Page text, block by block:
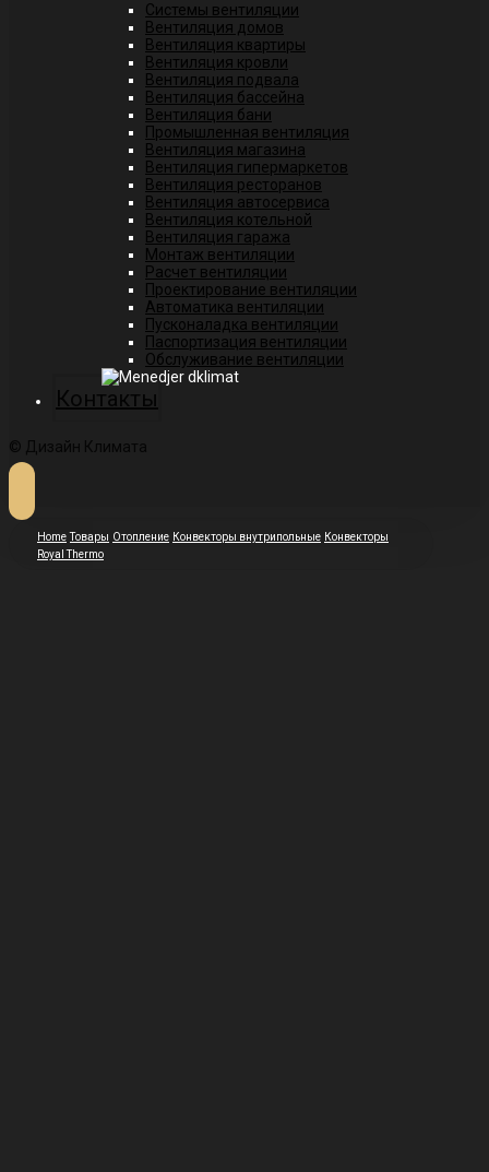
Системы вентиляции
Вентиляция домов
Вентиляция квартиры
Вентиляция кровли
Вентиляция подвала
Вентиляция бассейна
Вентиляция бани
Промышленная вентиляция
Вентиляция магазина
Вентиляция гипермаркетов
Вентиляция ресторанов
Вентиляция автосервиса
Вентиляция котельной
Вентиляция гаража
Монтаж вентиляции
Расчет вентиляции
Проектирование вентиляции
Автоматика вентиляции
Пусконаладка вентиляции
Паспортизация вентиляции
Обслуживание вентиляции
Контакты
© Дизайн Климата
Home Товары Отопление Конвекторы внутрипольные Конвекторы
Royal Thermo